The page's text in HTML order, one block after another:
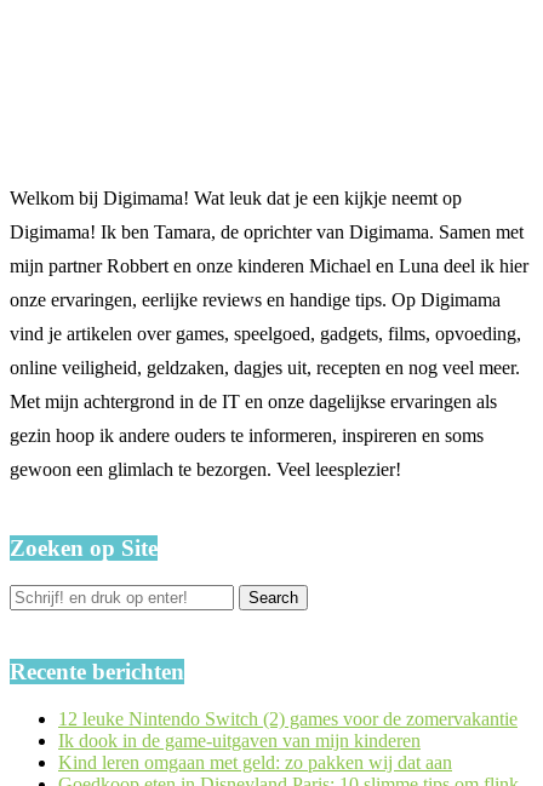
Welkom bij Digimama! Wat leuk dat je een kijkje neemt op
Digimama! Ik ben Tamara, de oprichter van Digimama. Samen met
mijn partner Robbert en onze kinderen Michael en Luna deel ik hier
onze ervaringen, eerlijke reviews en handige tips. Op Digimama
vind je artikelen over games, speelgoed, gadgets, films, opvoeding,
online veiligheid, geldzaken, dagjes uit, recepten en nog veel meer.
Met mijn achtergrond in de IT en onze dagelijkse ervaringen als
gezin hoop ik andere ouders te informeren, inspireren en soms
gewoon een glimlach te bezorgen. Veel leesplezier!
Zoeken op Site
Recente berichten
12 leuke Nintendo Switch (2) games voor de zomervakantie
Ik dook in de game-uitgaven van mijn kinderen
Kind leren omgaan met geld: zo pakken wij dat aan